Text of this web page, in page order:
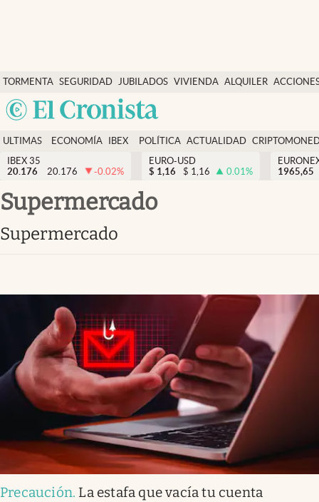
TORMENTA SEGURIDAD
SOCIAL
JUBILADOS VIVIENDA ALQUILER
USA
Economía y finanzas
Política
Actualidad
Criptomonedas
España
ULTIMAS
NOTICIAS
ECONOMÍA
FINANZAS
IBEX
EURO
POLÍTICA ACTUALIDAD
IBEX 35
20.176
20.176 -0.02%
EURO-USD
$ 1,16 $ 1,16 0.01%
1965,65
supermercado
supermercado
Precaución. La estafa que vacía tu cuenta